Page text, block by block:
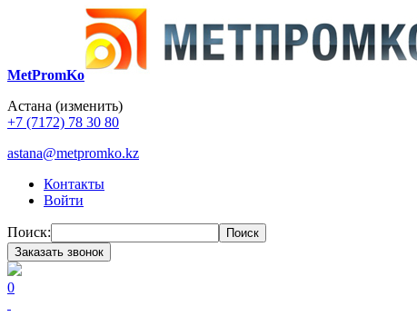
MetPromKo
Астана (изменить)
+7 (7172) 78 30 80
astana@metpromko.kz
Контакты
Войти
Поиск:
Поиск
Заказать звонок
0